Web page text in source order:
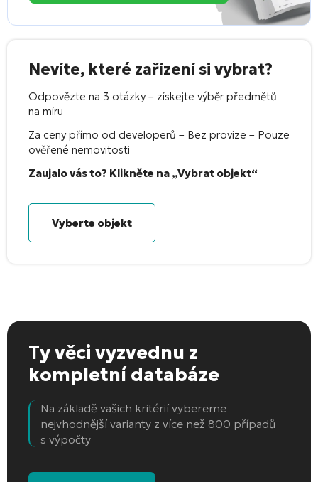
Nevíte, které zařízení si vybrat?
Odpovězte na 3 otázky – získejte výběr předmětů
na míru
Za ceny přímo od developerů – Bez provize – Pouze
ověřené nemovitosti
Zaujalo vás to? Klikněte na „Vybrat objekt“
Vyberte objekt
Ty věci vyzvednu z
kompletní databáze
Na základě vašich kritérií vybereme
nejvhodnější varianty z více než 800 případů
s výpočty